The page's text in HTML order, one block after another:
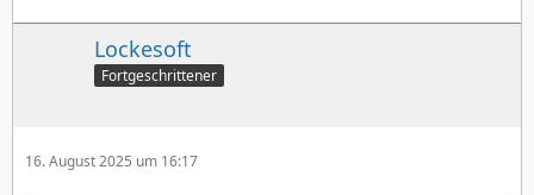
Lockesoft
Fortgeschrittener
16. August 2025 um 16:17